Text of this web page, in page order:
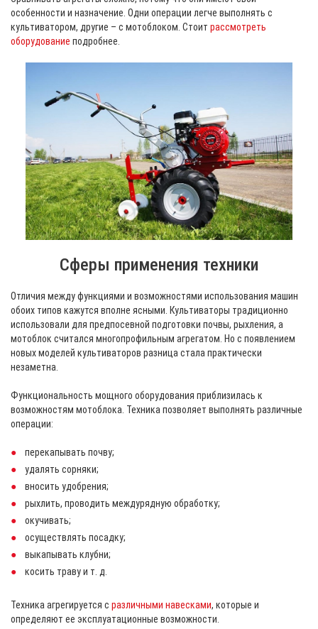
особенности и назначение. Одни операции легче выполнять с
культиватором, другие – с мотоблоком. Стоит рассмотреть
оборудование подробнее.
Сферы применения техники
Отличия между функциями и возможностями использования машин
обоих типов кажутся вполне ясными. Культиваторы традиционно
использовали для предпосевной подготовки почвы, рыхления, а
мотоблок считался многопрофильным агрегатом. Но с появлением
новых моделей культиваторов разница стала практически
незаметна.
Функциональность мощного оборудования приблизилась к
возможностям мотоблока. Техника позволяет выполнять различные
операции:
перекапывать почву;
удалять сорняки;
вносить удобрения;
рыхлить, проводить междурядную обработку;
окучивать;
осуществлять посадку;
выкапывать клубни;
косить траву и т. д.
Техника агрегируется с различными навесками, которые и
определяют ее эксплуатационные возможности.